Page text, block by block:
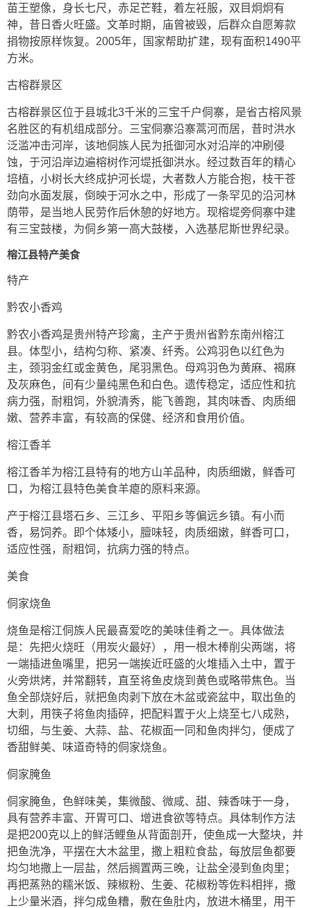
苗王塑像，身长七尺，赤足芒鞋，着左衽服，双目炯炯有
神，昔日香火旺盛。文革时期，庙曾被毁，后群众自愿筹款
捐物按原样恢复。2005年，国家帮助扩建，现有面积1490平
方米。
古榕群景区
古榕群景区位于县城北3千米的三宝千户侗寨，是省古榕风景
名胜区的有机组成部分。三宝侗寨沿寨蒿河而居，昔时洪水
泛滥冲击河岸，该地侗族人民为抵御河水对沿岸的冲刷侵
蚀，于河沿岸边遍榕树作河堤抵御洪水。经过数百年的精心
培植，小树长大终成护河长堤，大者数人方能合抱，枝干苍
劲向水面发展，倒映于河水之中，形成了一条罕见的沿河林
荫带，是当地人民劳作后休憩的好地方。现榕堤旁侗寨中建
有三宝鼓楼，为侗乡第一高大鼓楼，入选基尼斯世界纪录。
榕江县特产美食
特产
黔农小香鸡
黔农小香鸡是贵州特产珍禽，主产于贵州省黔东南州榕江
县。体型小，结构匀称、紧凑、纤秀。公鸡羽色以红色为
主，颈羽金红或金黄色，尾羽黑色。母鸡羽色为黄麻、褐麻
及灰麻色，间有少量纯黑色和白色。遗传稳定，适应性和抗
病力强，耐粗饲，外貌清秀，能飞善跑，其肉味香、肉质细
嫩、营养丰富，有较高的保健、经济和食用价值。
榕江香羊
榕江香羊为榕江县特有的地方山羊品种，肉质细嫩，鲜香可
口，为榕江县特色美食羊瘪的原料来源。
产于榕江县塔石乡、三江乡、平阳乡等偏远乡镇。有小而
香，易饲养。即个体矮小，膻味轻，肉质细嫩，鲜香可口，
适应性强，耐粗饲，抗病力强的特点。
美食
侗家烧鱼
烧鱼是榕江侗族人民最喜爱吃的美味佳肴之一。具体做法
是：先把火烧旺（用炭火最好），用一根木棒削尖两端，将
一端插进鱼嘴里，把另一端挨近旺盛的火堆插入土中，置于
火旁烘烤，并常翻转，直至将鱼皮烧到黄色或略带焦色。当
鱼全部烧好后，就把鱼肉剥下放在木盆或瓷盆中，取出鱼的
大刺，用筷子将鱼肉插碎，把配料置于火上烧至七八成熟，
切细，与生姜、大蒜、盐、花椒面一同和鱼肉拌匀，便成了
香甜鲜美、味道奇特的侗家烧鱼。
侗家腌鱼
侗家腌鱼，色鲜味美，集微酸、微咸、甜、辣香味于一身，
具有营养丰富、开胃可口、增进食欲等特点。具体制作方法
是把200克以上的鲜活鲤鱼从背面剖开，使鱼成一大整块，并
把鱼洗净，平摆在大木盆里，撒上粗粒食盐，每放层鱼都要
均匀地撒上一层盐，然后搁置两三晚，让盐全浸到鱼肉里；
再把蒸熟的糯米饭、辣椒粉、生姜、花椒粉等佐料相拌，撒
上少量米酒，拌匀成鱼糟，敷在鱼肚内，放进木桶里，用干